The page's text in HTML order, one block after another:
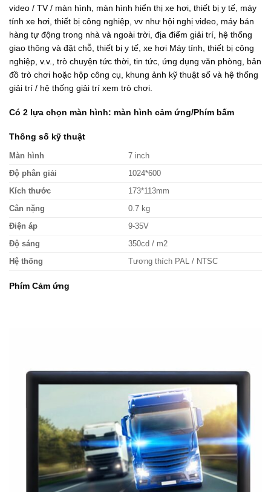
.
0
0
0
₫
.
6
0
.
0
0
0
.
.
0
0
0
₫
.
9
0
.
0
0
0
₫
.
video / TV / màn hình, màn hình hiển thị xe hơi, thiết bị y tế, máy
tính xe hơi, thiết bị công nghiệp, vv như hội nghị video, máy bán
hàng tự động trong nhà và ngoài trời, địa điểm giải trí, hệ thống
giao thông và đặt chỗ, thiết bị y tế, xe hơi Máy tính, thiết bị công
nghiệp, v.v., trò chuyện tức thời, tin tức, ứng dụng văn phòng, bản
đồ trò chơi hoặc hộp công cụ, khung ảnh kỹ thuật số và hệ thống
giải trí / hệ thống giải trí xem trò chơi.
Có 2 lựa chọn màn hình: màn hình cảm ứng/Phím bấm
Thông số kỹ thuật
Màn hình 7 inch
Độ phân giải 1024*600
Kích thước 173*113mm
Cân nặng 0.7 kg
Điện áp 9-35V
Độ sáng 350cd / m2
Hệ thống Tương thích PAL / NTSC
Phím Cảm ứng